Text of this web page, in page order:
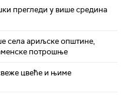
прегледи у више средина
села ариљске општине,
потрошње
цвеће и њиме